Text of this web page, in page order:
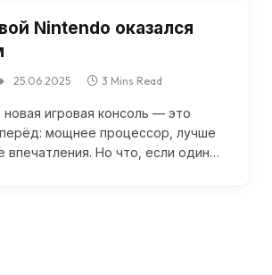
Nintendo оказался
25.06.2025 3 Mins Read
игровая консоль — это
мощнее процессор, лучше
впечатления. Но что, если один…